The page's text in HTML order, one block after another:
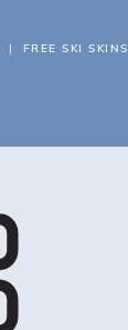
FREE SKI SKINS